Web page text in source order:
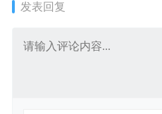
发表回复